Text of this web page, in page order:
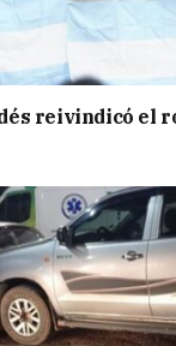
reivindicó el